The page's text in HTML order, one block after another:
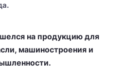
на продукцию для
машиностроения и